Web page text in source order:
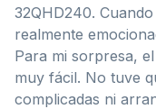
32QHD240.
realmente
Para mi sorpresa,
muy fácil. No tuve
complicadas ni